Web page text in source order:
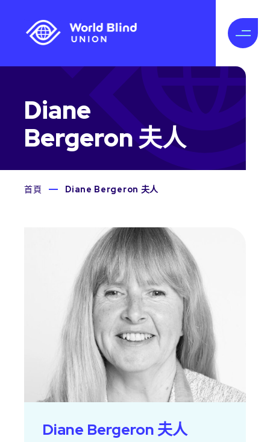
Diane
Bergeron 夫人
首頁 Diane Bergeron 夫人
Diane Bergeron 夫人